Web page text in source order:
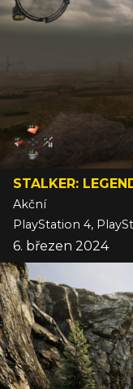
STALKER:
Akční
6. březen 2024